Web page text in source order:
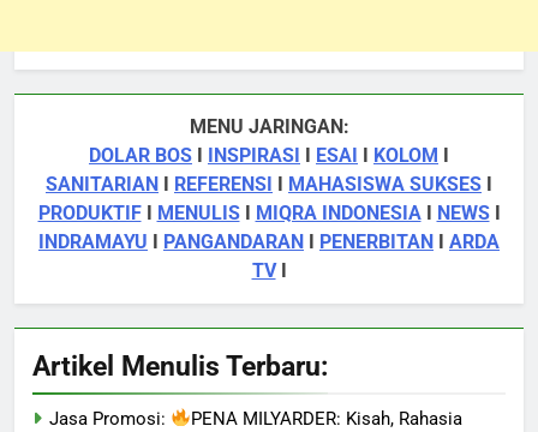
MENU JARINGAN:
DOLAR BOS I INSPIRASI I ESAI I KOLOM I
SANITARIAN I REFERENSI I MAHASISWA SUKSES I
PRODUKTIFI MENULISI MIQRA INDONESIAI NEWSI
INDRAMAYU I PANGANDARAN I PENERBITAN I ARDA
TVI
Artikel Menulis Terbaru:
Jasa Promosi:
PENA MILYARDER: Kisah, Rahasia